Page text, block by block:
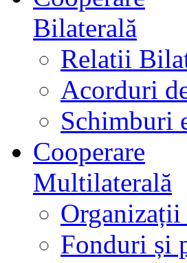
Bilaterală
Relatii
Acorduri
Schimburi
Cooperare
Multilaterală
Fonduri și